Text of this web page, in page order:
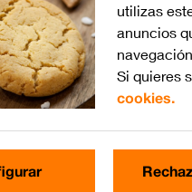
utilizas
anuncios
Si quieres
cookies.